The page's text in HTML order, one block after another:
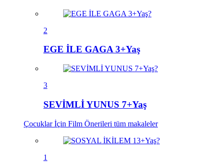
2
EGE İLE GAGA 3+Yaş
3
SEVİMLİ YUNUS 7+Yaş
Çocuklar İçin Film Önerileri tüm makaleler
1